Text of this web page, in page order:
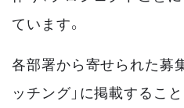
ています。
各部署から寄せられた募
ッチング」に掲載すること